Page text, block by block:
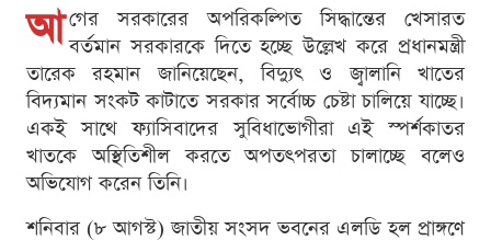
আ গের সরকারের অপরিকল্পিত সিদ্ধান্তের খেসারত
বর্তমান সরকারকে দিতে হচ্ছে উল্লেখ করে প্রধানমন্ত্রী
তারেক রহমান জানিয়েছেন, বিদ্যুৎ ও জ্বালানি খাতের
বিদ্যমান সংকট কাটাতে সরকার সর্বোচ্চ চেষ্টা চালিয়ে যাচ্ছে।
একই সাথে ফ্যাসিবাদের সুবিধাভোগীরা এই স্পর্শকাতর
খাতকে অস্থিতিশীল করতে অপতৎপরতা চালাচ্ছে বলেও
অভিযোগ করেন তিনি।
শনিবার (৮ আগস্ট) জাতীয় সংসদ ভবনের এলডি হল প্রাঙ্গণে